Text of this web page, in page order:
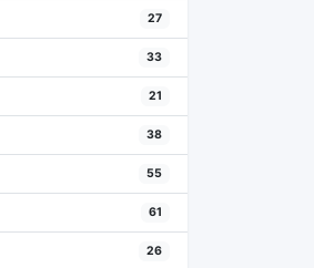
27
33
21
38
55
61
26